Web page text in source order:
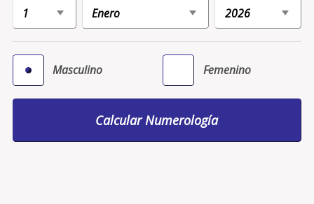
Masculino Femenino